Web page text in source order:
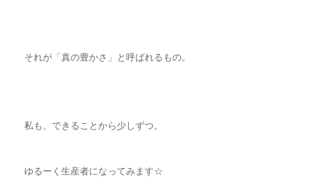
それが「真の豊かさ」と呼ばれるもの。
私も、できることから少しずつ。
ゆるーく生産者になってみます☆